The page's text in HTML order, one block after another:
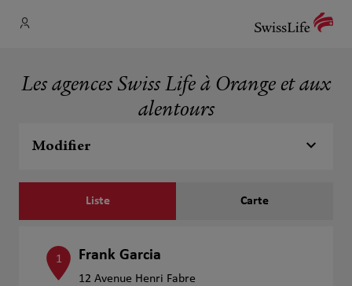
Les agences Swiss Life à Orange et aux
alentours
Modifier
Liste Carte
1 Frank Garcia
12 Avenue Henri Fabre